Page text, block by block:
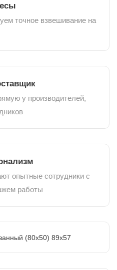
точное взвешивание на
у производителей,
опытные сотрудники с
работы
(80х50) 89х57